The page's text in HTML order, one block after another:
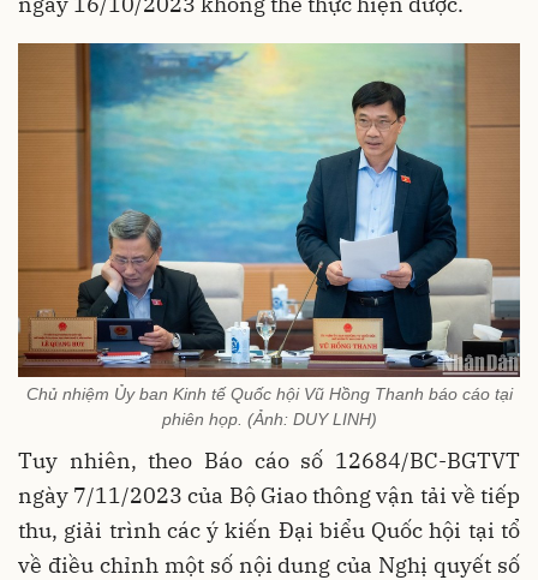
Chủ nhiệm Ủy ban Kinh tế Quốc hội Vũ Hồng Thanh báo cáo tại
phiên họp. (Ảnh: DUY LINH)
Tuy nhiên, theo Báo cáo số 12684/BC-BGTVT
ngày 7/11/2023 của Bộ Giao thông vận tải về tiếp
thu, giải trình các ý kiến Đại biểu Quốc hội tại tổ
về điều chỉnh một số nội dung của Nghị quyết số